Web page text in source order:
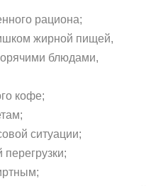
рациона;
жирной пищей,
блюдами,
кофе;
ситуации;